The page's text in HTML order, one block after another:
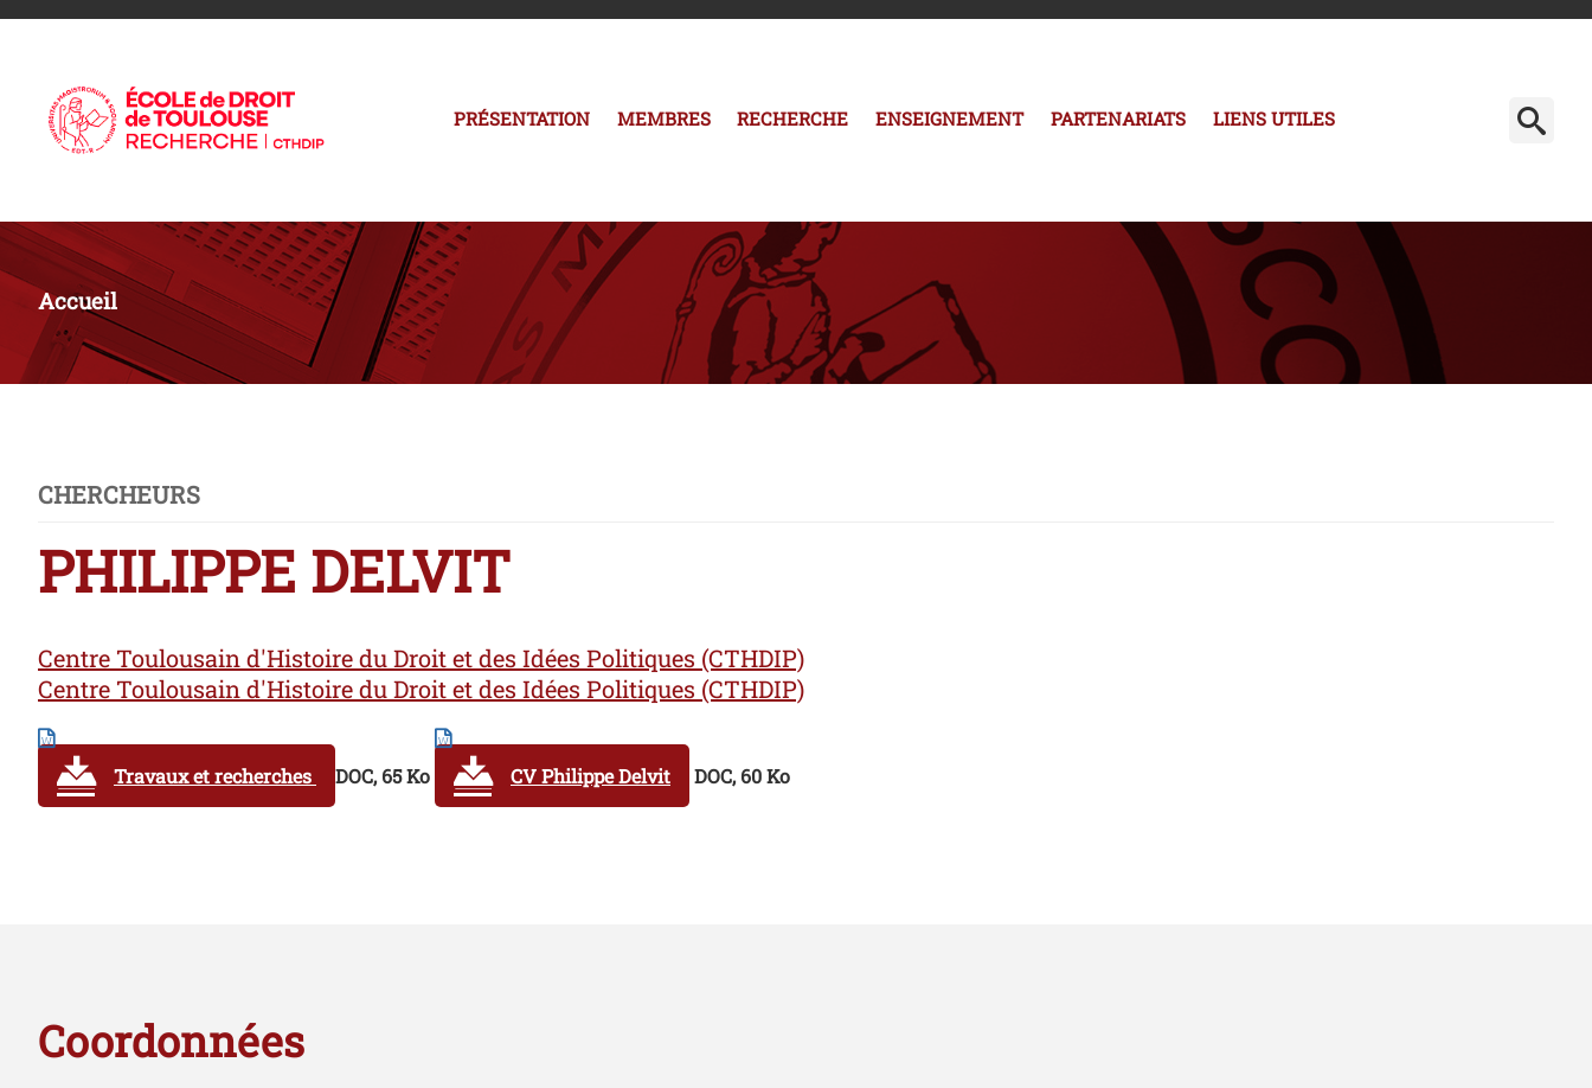
PRÉSENTATION MEMBRES RECHERCHE ENSEIGNEMENT PARTENARIATS LIENS UTILES
Accueil
CHERCHEURS
PHILIPPE DELVIT
Centre Toulousain d'Histoire du Droit et des Idées Politiques (CTHDIP)
Centre Toulousain d'Histoire du Droit et des Idées Politiques (CTHDIP)
Travaux et recherches DOC, 65 Ko CV Philippe Delvit DOC, 60 Ko
Coordonnées